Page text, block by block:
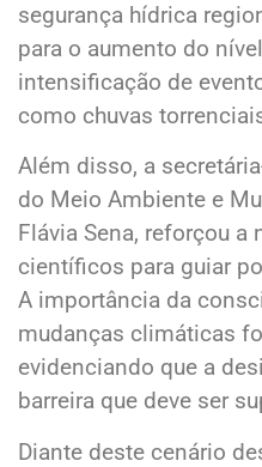
segurança hídrica
para o aumento do
intensificação de
como chuvas
Além disso, a
do Meio Ambiente e
Flávia Sena, reforçou a
científicos para guiar
A importância da
mudanças climáticas
evidenciando que a
barreira que deve ser
Diante deste cenário